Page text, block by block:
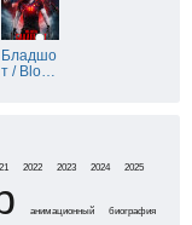
Бладшо
т / Blo…
2022 2023 2024 2025
анимационный биография